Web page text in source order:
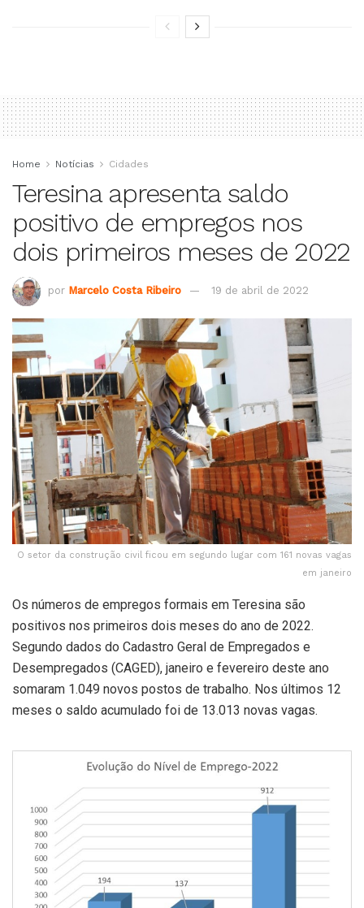
Home Notícias Cidades
Teresina apresenta saldo
positivo de empregos nos
dois primeiros meses de 2022
por Marcelo Costa Ribeiro 19 de abril de 2022
O setor da construção civil ficou em segundo lugar com 161 novas vagas
em janeiro
Os números de empregos formais em Teresina são
positivos nos primeiros dois meses do ano de 2022.
Segundo dados do Cadastro Geral de Empregados e
Desempregados (CAGED), janeiro e fevereiro deste ano
somaram 1.049 novos postos de trabalho. Nos últimos 12
meses o saldo acumulado foi de 13.013 novas vagas.